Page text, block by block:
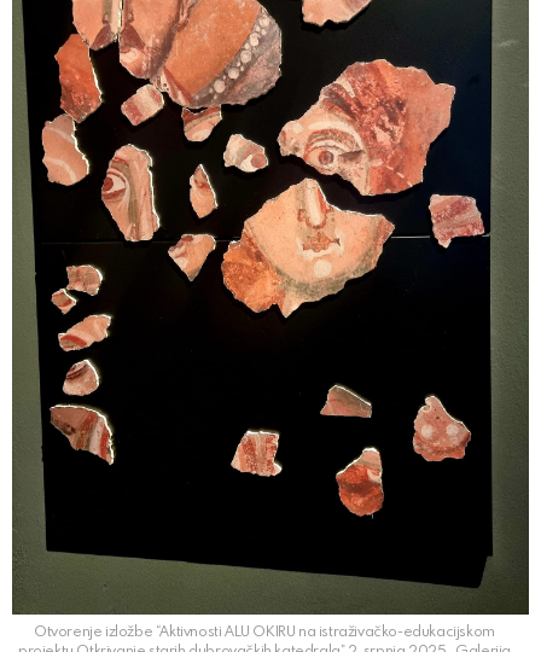
Otvorenje izložbe “Aktivnosti ALU OKIRU na istraživačko-edukacijskom